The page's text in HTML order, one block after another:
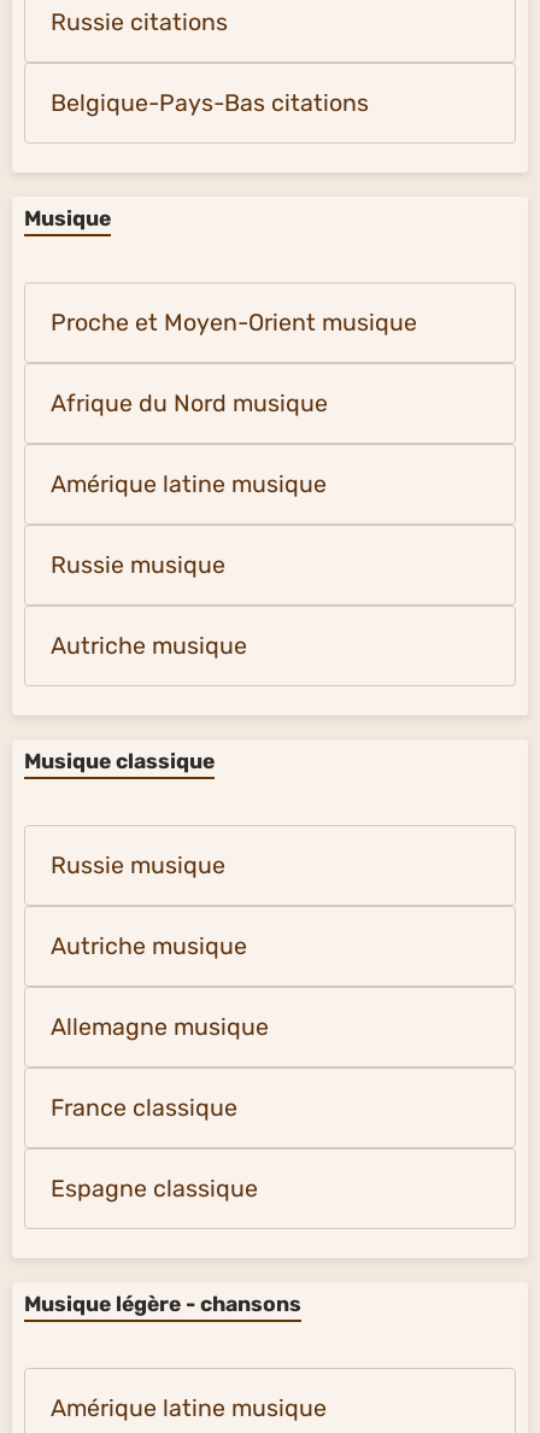
Russie citations
Belgique-Pays-Bas citations
Musique
Proche et Moyen-Orient musique
Afrique du Nord musique
Amérique latine musique
Russie musique
Autriche musique
Musique classique
Russie musique
Autriche musique
Allemagne musique
France classique
Espagne classique
Musique légère - chansons
Amérique latine musique